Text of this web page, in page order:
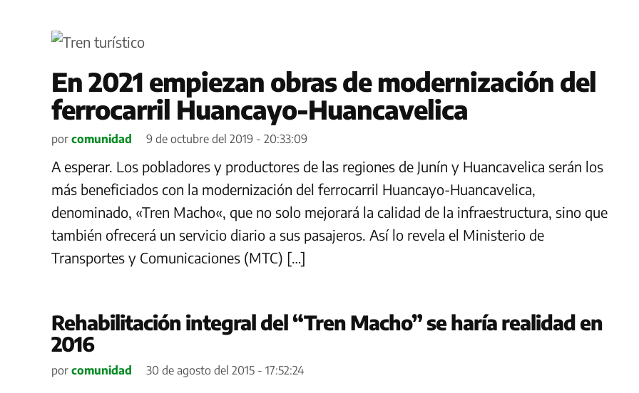
En 2021 empiezan obras de modernización del
ferrocarril Huancayo-Huancavelica
por comunidad 9 de octubre del 2019 - 20:33:09
A esperar. Los pobladores y productores de las regiones de Junín y Huancavelica serán los
más beneficiados con la modernización del ferrocarril Huancayo-Huancavelica,
denominado, «Tren Macho«, que no solo mejorará la calidad de la infraestructura, sino que
también ofrecerá un servicio diario a sus pasajeros. Así lo revela el Ministerio de
Transportes y Comunicaciones (MTC) […]
Rehabilitación integral del “Tren Macho” se haría realidad en
2016
por comunidad 30 de agosto del 2015 - 17:52:24